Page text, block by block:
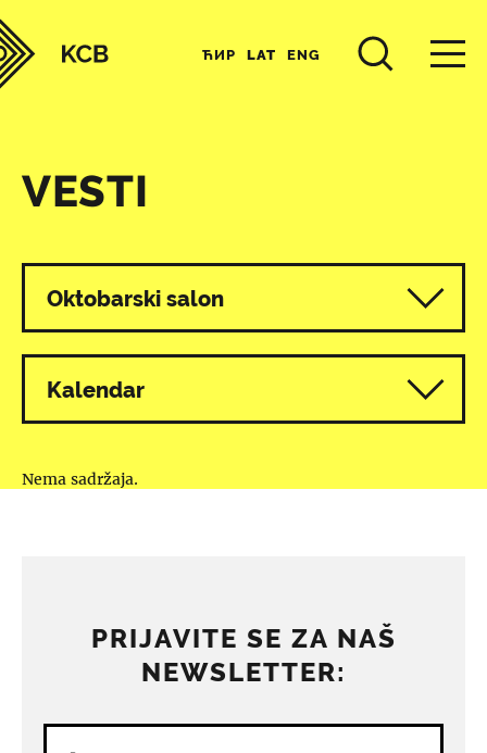
ЋИР LAT ENG
VESTI
Svi programi
Oktobarski salon
Kalendar
Nema sadržaja.
PRIJAVITE SE ZA NAŠ
NEWSLETTER: